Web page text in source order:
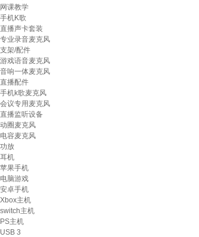
网课教学
手机K歌
直播声卡套装
专业录音麦克风
支架/配件
游戏语音麦克风
音响一体麦克风
直播配件
手机k歌麦克风
会议专用麦克风
直播监听设备
动圈麦克风
电容麦克风
功放
耳机
苹果手机
电脑游戏
安卓手机
Xbox主机
switch主机
PS主机
USB 3